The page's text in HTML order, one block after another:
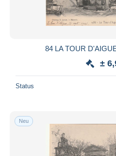
84 LA TOUR
±
Status
Neu